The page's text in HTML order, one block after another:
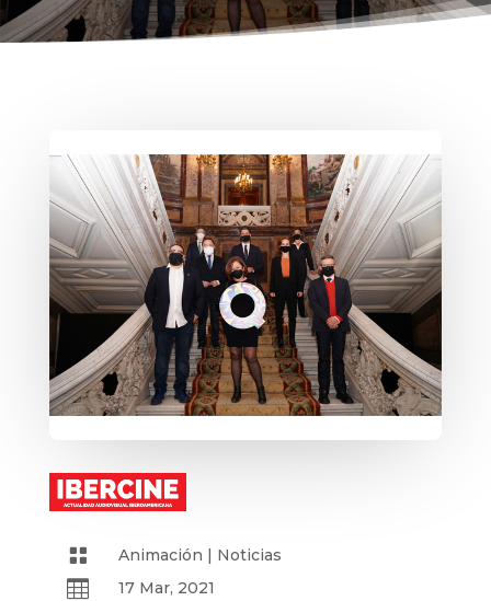
 Animación | Noticias
 17 Mar, 2021